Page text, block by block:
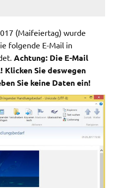
(Maifeiertag) wurde
folgende E-Mail in
Achtung: Die E-Mail
Klicken Sie deswegen
Sie keine Daten ein!